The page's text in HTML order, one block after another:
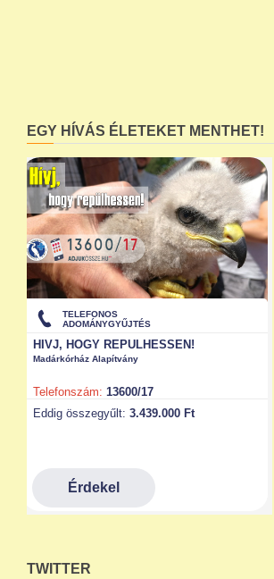
EGY HÍVÁS ÉLETEKET MENTHET!
TWITTER